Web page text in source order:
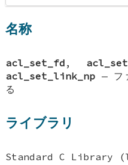
名称
acl_set_fd ,
acl_set_link_np — フ
る
ライブラリ
Standard C